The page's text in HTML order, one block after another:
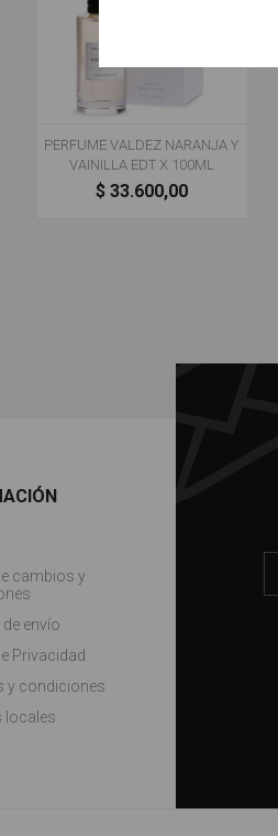
PERFUME VALDEZ NARANJA Y
VAINILLA EDT X 100ML
$ 33.600,00
cambios y
envío
Privacidad
y condiciones
locales